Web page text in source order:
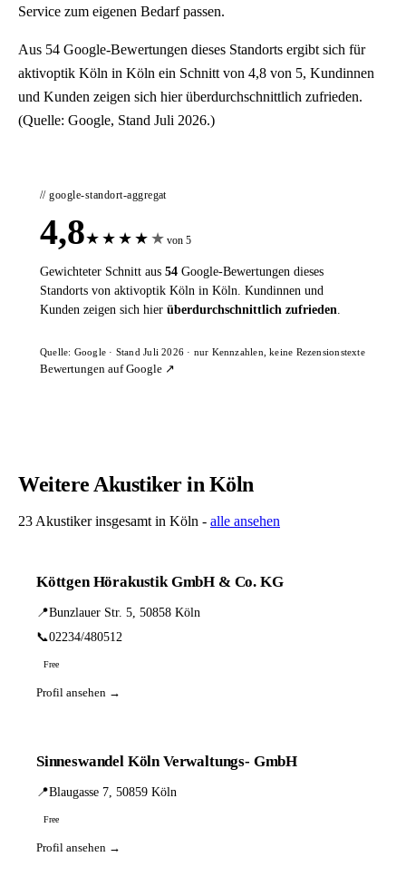
Service zum eigenen Bedarf passen.
Aus 54 Google-Bewertungen dieses Standorts ergibt sich für
aktivoptik Köln in Köln ein Schnitt von 4,8 von 5, Kundinnen
und Kunden zeigen sich hier überdurchschnittlich zufrieden.
(Quelle: Google, Stand Juli 2026.)
// google-standort-aggregat
4,8★ ★ ★ ★ ★ von 5
Gewichteter Schnitt aus 54 Google-Bewertungen dieses
Standorts von aktivoptik Köln in Köln. Kundinnen und
Kunden zeigen sich hier überdurchschnittlich zufrieden.
Quelle: Google · Stand Juli 2026 · nur Kennzahlen, keine Rezensionstexte
Bewertungen auf Google ↗
Weitere Akustiker in Köln
23 Akustiker insgesamt in Köln - alle ansehen
Köttgen Hörakustik GmbH & Co. KG
📍Bunzlauer Str. 5, 50858 Köln
📞02234/480512
Free
Profil ansehen →
Sinneswandel Köln Verwaltungs- GmbH
📍Blaugasse 7, 50859 Köln
Free
Profil ansehen →